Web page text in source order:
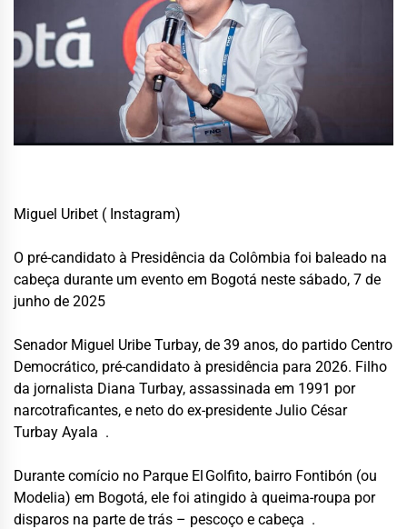
Miguel Uribet ( Instagram)
O pré-candidato à Presidência da Colômbia foi baleado na
cabeça durante um evento em Bogotá neste sábado, 7 de
junho de 2025
Senador Miguel Uribe Turbay, de 39 anos, do partido Centro
Democrático, pré-candidato à presidência para 2026. Filho
da jornalista Diana Turbay, assassinada em 1991 por
narcotraficantes, e neto do ex-presidente Julio César
Turbay Ayala .
Durante comício no Parque El Golfito, bairro Fontibón (ou
Modelia) em Bogotá, ele foi atingido à queima-roupa por
disparos na parte de trás – pescoço e cabeça .